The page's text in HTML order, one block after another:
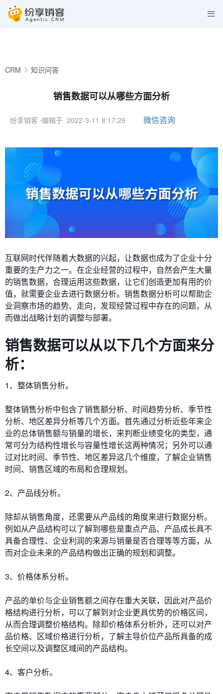
CRM 知识问答
销售数据可以从哪些方面分析
纷享销客 ⋅编辑于 2022-3-11 8:17:29 微信咨询
互联网时代伴随着大数据的兴起，让数据也成为了企业十分
重要的生产力之一。在企业经营的过程中，自然会产生大量
的销售数据，合理运用这些数据，让它们创造更加有用的价
值，就需要企业去进行数据分析。销售数据分析可以帮助企
业洞察市场的趋势、走向，发现经营过程中存在的问题，从
而做出战略计划的调整与部署。
销售数据可以从以下几个方面来分
析：
1、整体销售分析。
整体销售分析中包含了销售额分析、时间趋势分析、季节性
分析、地区差异分析等几个方面。首先通过分析近些年来企
业的总体销售额与销量的增长，来判断业绩变化的类型，通
常可分为结构性增长与容量性增长这两种情况；另外可以通
过对比时间、季节性、地区差异这几个维度，了解企业销售
时间、销售区域的布局和合理规划。
2、产品线分析。
除却从销售角度，还需要从产品线的角度来进行数据分析。
例如从产品结构可以了解到哪些是重点产品、产品成长具不
具备合理性、企业利润的来源与销量是否合理等等方面，从
而对企业未来的产品结构做出正确的规划和调整。
3、价格体系分析。
产品的单价与企业销售额之间存在重大关联，因此对产品价
格结构进行分析，可以了解到对企业更具优势的价格区间，
从而合理调整价格结构。除却价格体系分析外，还可以对产
品价格、区域价格进行分析，了解主导价位产品所具备的成
长空间以及调整区域间的产品结构。
4、客户分析。